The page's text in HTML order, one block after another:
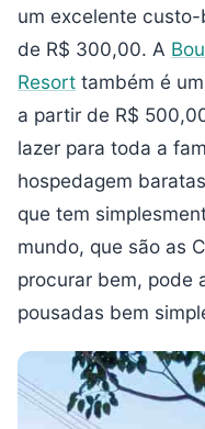
um excelente
de R$ 300,00. A
Resort também é
a partir de R$
lazer para toda a
hospedagem
que tem
mundo, que são as
procurar bem, pode
pousadas bem